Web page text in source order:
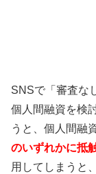
SNSで「審査な
個人間融資を検
うと、個人間融
のいずれかに抵
用してしまうと